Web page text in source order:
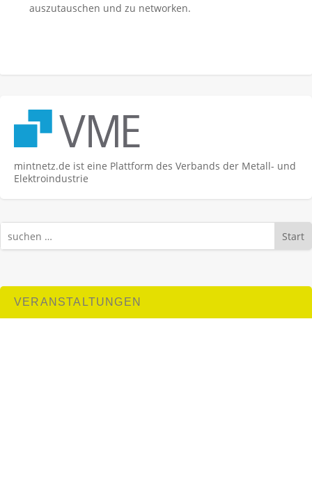
auszutauschen und zu networken.
mintnetz.de ist eine Plattform des Verbands der Metall- und
Elektroindustrie
Start
VERANSTALTUNGEN